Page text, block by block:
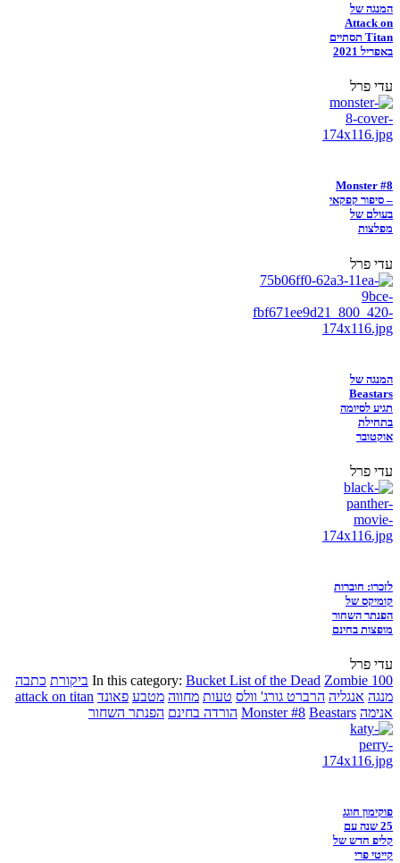
המנגה של
Attack on
Titan תסתיים
באפריל 2021
עדי פרל
Monster #8
– סיפור קפקאי
בעולם של
מפלצות
עדי פרל
המנגה של
Beastars
תגיע לסיומה
בתחילת
אוקטובר
עדי פרל
לזכרו: חוברות
קומיקס של
הפנתר השחור
מופצות בחינם
עדי פרל
In this category: Bucket List of the Dead Zombie 100 ביקורת כתבה
מנגה אנגליה הרברט גורג' וולס טעות מחווה מטבע פאונד attack on titan
אנימה
Monster #8 Beastars הורדה בחינם הפנתר השחור
פוקימון חוגג
25 שנה עם
קליפ חדש של
קייטי פרי